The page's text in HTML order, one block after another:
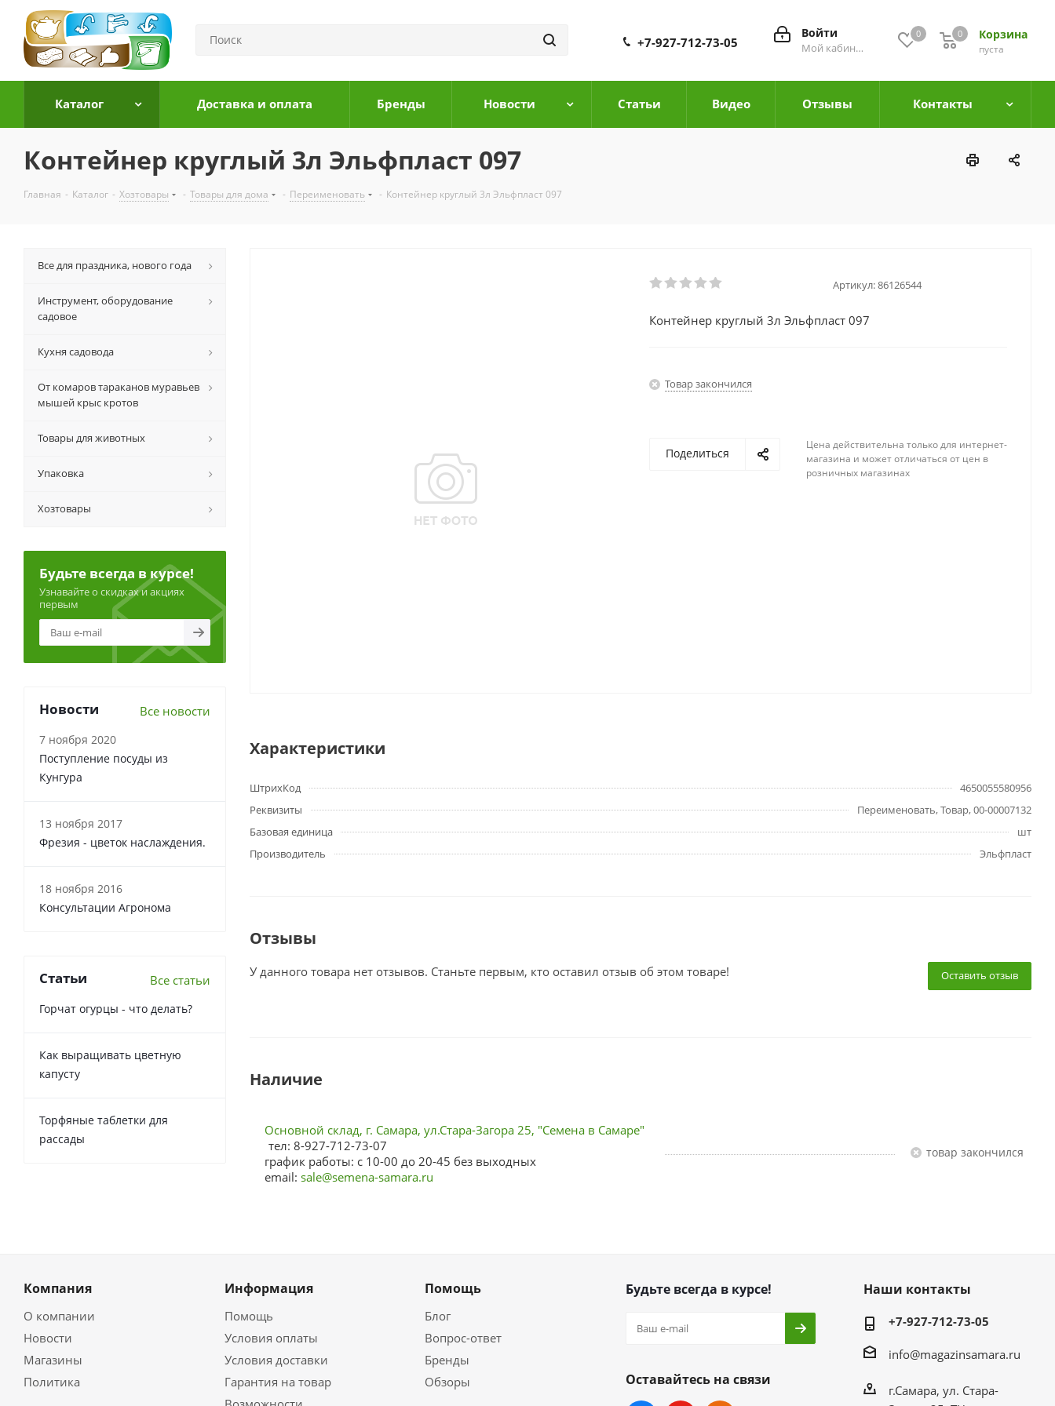
0 Корзина
0
пуста
0
Войти
Мой кабинет
+7-927-712-73-05
Каталог Доставка и оплата Бренды Новости Cтатьи Видео Отзывы Контакты
Контейнер круглый 3л Эльфпласт 097
Главная - Каталог - Хозтовары - Товары для дома - Переименовать - Контейнер круглый 3л Эльфпласт 097
Артикул:86126544
Контейнер круглый 3л Эльфпласт 097
Товар закончился
Поделиться
Цена действительна только для интернет-
магазина и может отличаться от цен в
розничных магазинах
Характеристики
ШтрихКод
4650055580956
Реквизиты
Переименовать, Товар, 00-00007132
Базовая единица
шт
Производитель
Эльфпласт
Отзывы
Оставить отзыв
У данного товара нет отзывов. Станьте первым, кто оставил отзыв об этом товаре!
Наличие
Основной склад, г. Самара, ул.Стара-Загора 25, "Семена в Самаре"
тел: 8-927-712-73-07
график работы: с 10-00 до 20-45 без выходных
email: sale@semena-samara.ru
Товар закончился
Все для праздника, нового года
Инструмент, оборудование
садовое
Кухня садовода
От комаров тараканов муравьев
мышей крыс кротов
Товары для животных
Упаковка
Хозтовары
Будьте всегда в курсе!
Узнавайте о скидках и акциях
первым
Новости Все новости
7 ноября 2020
Поступление посуды из
Кунгура
13 ноября 2017
Фрезия - цветок наслаждения.
18 ноября 2016
Консультации Агронома
Статьи Все статьи
Горчат огурцы - что делать?
Как выращивать цветную
капусту
Торфяные таблетки для
рассады
Компания
О компании
Новости
Магазины
Политика
Информация
Помощь
Условия оплаты
Условия доставки
Гарантия на товар
Помощь
Блог
Вопрос-ответ
Бренды
Обзоры
Будьте всегда в курсе!
Оставайтесь на связи
Наши контакты
+7-927-712-73-05
info@magazinsamara.ru
г.Самара, ул. Стара-